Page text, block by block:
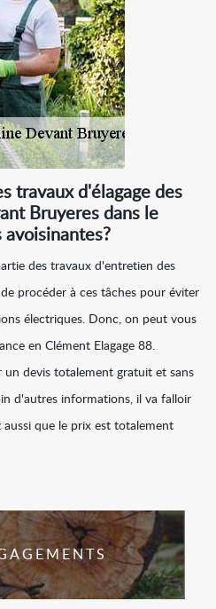
travaux d'élagage des
Bruyeres dans le
des travaux d'entretien des
procéder à ces tâches pour éviter
électriques. Donc, on peut vous
en Clément Elagage 88.
un devis totalement gratuit et sans
d'autres informations, il va falloir
que le prix est totalement